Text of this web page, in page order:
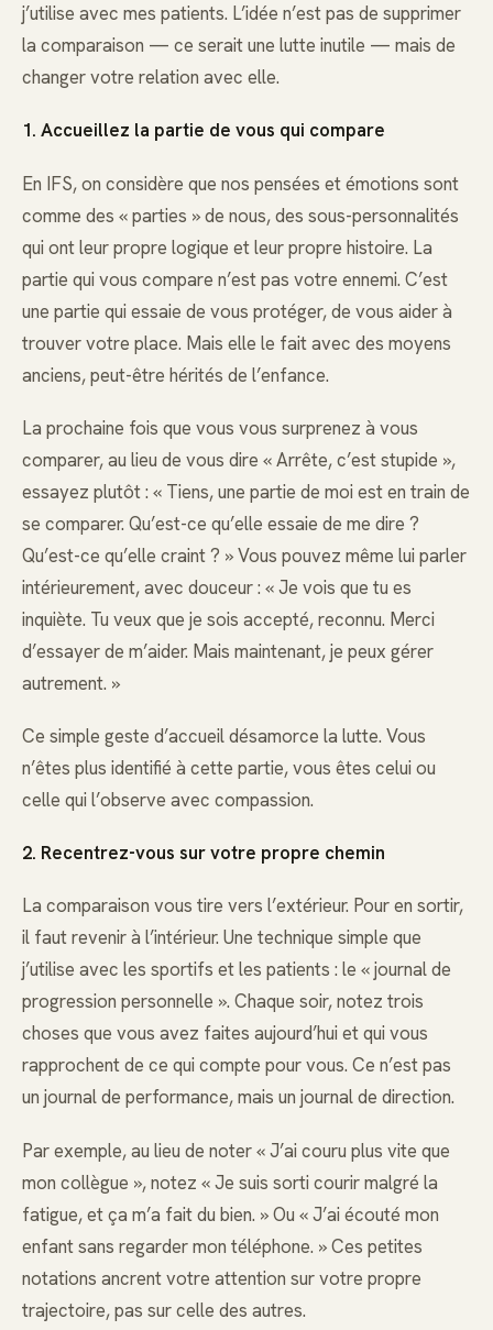
j’utilise avec mes patients. L’idée n’est pas de supprimer
la comparaison — ce serait une lutte inutile — mais de
changer votre relation avec elle.
1. Accueillez la partie de vous qui compare
En IFS, on considère que nos pensées et émotions sont
comme des « parties » de nous, des sous-personnalités
qui ont leur propre logique et leur propre histoire. La
partie qui vous compare n’est pas votre ennemi. C’est
une partie qui essaie de vous protéger, de vous aider à
trouver votre place. Mais elle le fait avec des moyens
anciens, peut-être hérités de l’enfance.
La prochaine fois que vous vous surprenez à vous
comparer, au lieu de vous dire « Arrête, c’est stupide »,
essayez plutôt : « Tiens, une partie de moi est en train de
se comparer. Qu’est-ce qu’elle essaie de me dire ?
Qu’est-ce qu’elle craint ? » Vous pouvez même lui parler
intérieurement, avec douceur : « Je vois que tu es
inquiète. Tu veux que je sois accepté, reconnu. Merci
d’essayer de m’aider. Mais maintenant, je peux gérer
autrement. »
Ce simple geste d’accueil désamorce la lutte. Vous
n’êtes plus identifié à cette partie, vous êtes celui ou
celle qui l’observe avec compassion.
2. Recentrez-vous sur votre propre chemin
La comparaison vous tire vers l’extérieur. Pour en sortir,
il faut revenir à l’intérieur. Une technique simple que
j’utilise avec les sportifs et les patients : le « journal de
progression personnelle ». Chaque soir, notez trois
choses que vous avez faites aujourd’hui et qui vous
rapprochent de ce qui compte pour vous. Ce n’est pas
un journal de performance, mais un journal de direction.
Par exemple, au lieu de noter « J’ai couru plus vite que
mon collègue », notez « Je suis sorti courir malgré la
fatigue, et ça m’a fait du bien. » Ou « J’ai écouté mon
enfant sans regarder mon téléphone. » Ces petites
notations ancrent votre attention sur votre propre
trajectoire, pas sur celle des autres.